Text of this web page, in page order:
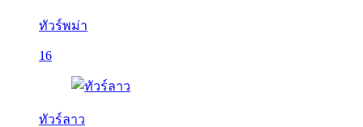
ทัวร์พม่า
16
ทัวร์ลาว